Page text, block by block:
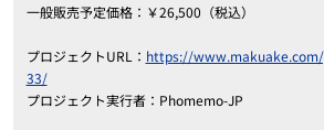
一般販売予定価格：￥26,500（税込）
プロジェクトURL： https://
33/
プロジェクト実行者：Phomemo-JP